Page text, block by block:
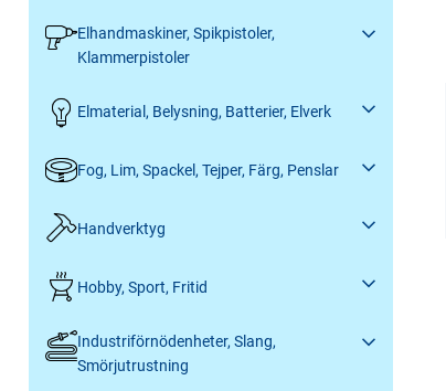
Elhandmaskiner, Spikpistoler,
Klammerpistoler
Elmaterial, Belysning, Batterier, Elverk
Fog, Lim, Spackel, Tejper, Färg, Penslar
Handverktyg
Hobby, Sport, Fritid
Industriförnödenheter, Slang,
Smörjutrustning